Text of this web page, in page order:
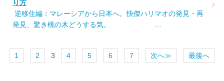
り方
逆移住編：マレーシアから日本へ。快傑ハリマオの発見・再
発見、驚き桃の木どうする気。 …
1 2 3 4 5 6 7 次へ≫ 最後へ